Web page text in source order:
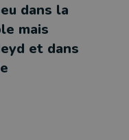
dans la
mais
et dans